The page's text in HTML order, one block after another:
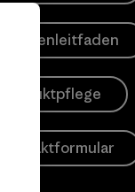
Größenleitfaden
Produktpflege
Kontaktformular